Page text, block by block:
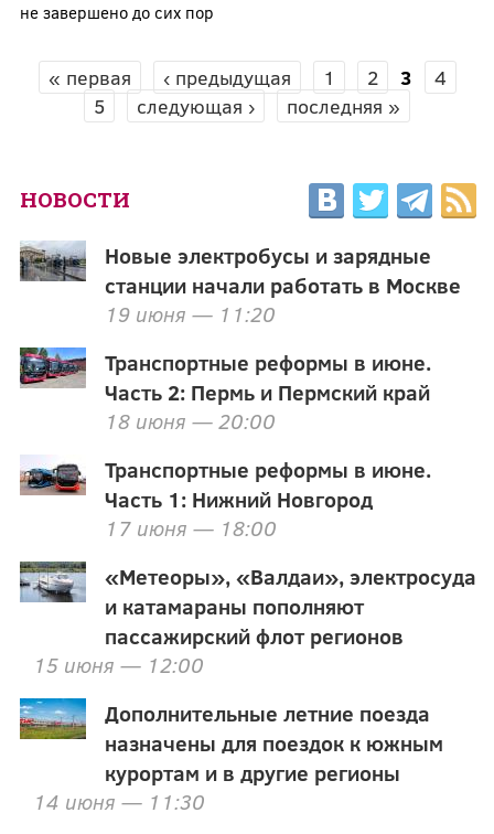
не завершено до сих пор
СТРАНИЦЫ
« первая ‹ предыдущая 1 2 3
4
5
следующая › последняя »
НОВОСТИ
Новые электробусы и зарядные
станции начали работать в Москве
19 июня — 11:20
Транспортные реформы в июне.
Часть 2: Пермь и Пермский край
18 июня — 20:00
Транспортные реформы в июне.
Часть 1: Нижний Новгород
17 июня — 18:00
«Метеоры», «Валдаи», электросуда
и катамараны пополняют
пассажирский флот регионов
15 июня — 12:00
Дополнительные летние поезда
назначены для поездок к южным
курортам и в другие регионы
14 июня — 11:30